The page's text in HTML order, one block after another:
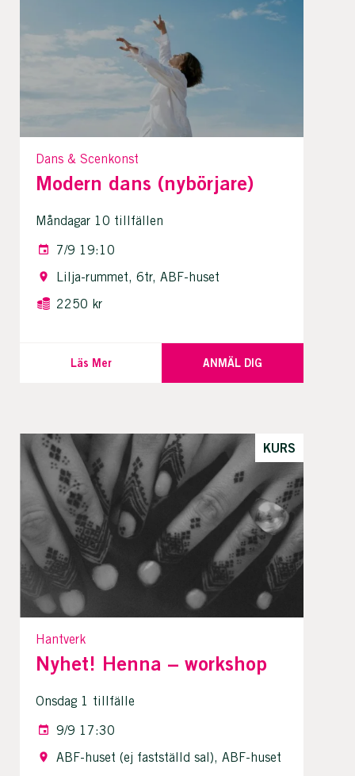
Dans & Scenkonst
Modern dans (nybörjare)
Måndagar 10 tillfällen
7/9 19:10
Lilja-rummet, 6tr, ABF-huset
2250 kr
Läs Mer ANMÄL DIG
KURS
Hantverk
Nyhet! Henna – workshop
Onsdag 1 tillfälle
9/9 17:30
ABF-huset (ej fastställd sal), ABF-huset